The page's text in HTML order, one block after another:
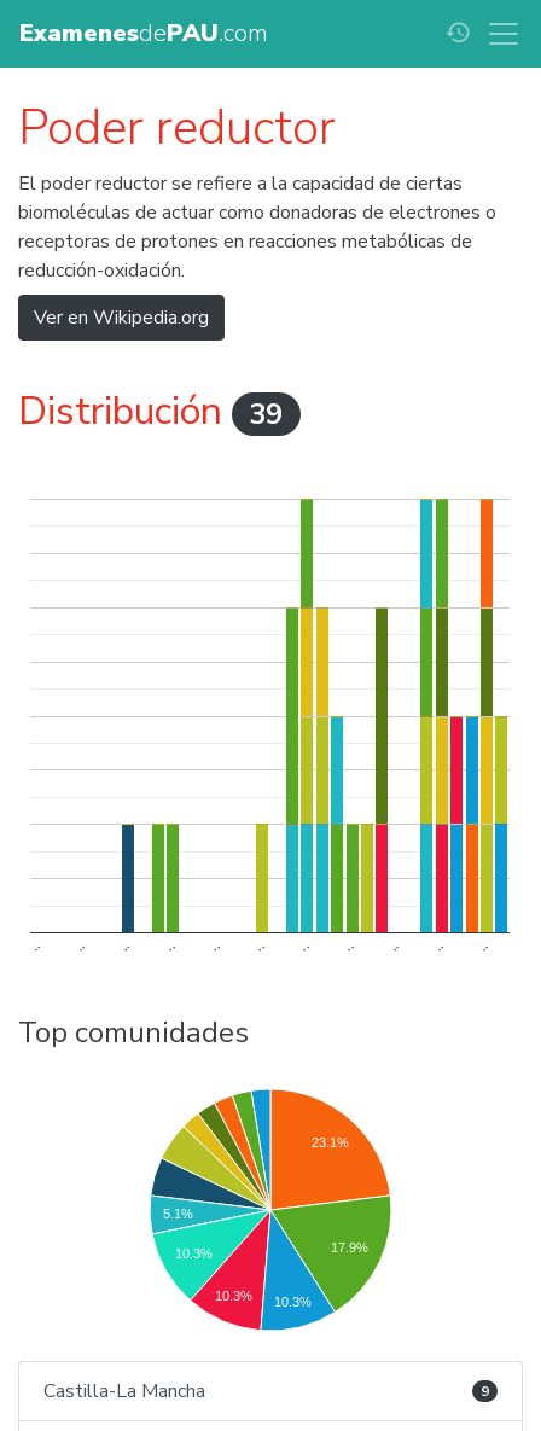
ExamenesdePAU.com history
Poder reductor
El poder reductor se refiere a la capacidad de ciertas
biomoléculas de actuar como donadoras de electrones o
receptoras de protones en reacciones metabólicas de
reducción-oxidación.
Ver en Wikipedia.org
Distribución 39
.. .. .. .. .. .. .. .. .. .. ..
Top comunidades
23.1%
17.9%
5.1%
10.3%
10.3% 10.3%
Castilla-La Mancha 9